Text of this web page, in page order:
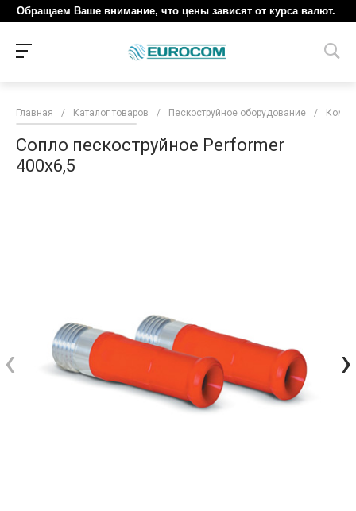
Обращаем Ваше внимание, что цены зависят от курса валют.
Главная / Каталог товаров / Пескоструйное оборудование /
Сопло пескоструйное Performer
400х6,5
‹ ›